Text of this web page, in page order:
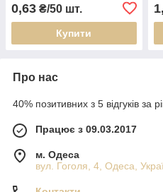
0,63 ₴/50 шт.
Купити
Про нас
40% позитивних з 5 відгуків за
Працює з 09.03.2017
м. Одеса
вул. Гоголя, 4, Одеса,